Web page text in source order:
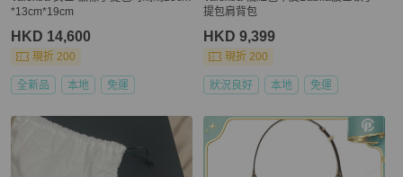
*13cm*19cm
HKD 14,600
現折 200
全新品 本地 免運
提包肩背包
HKD 9,399
現折 200
狀況良好 本地 免運